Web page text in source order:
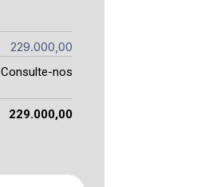
229.000,00
Consulte-nos
229.000,00